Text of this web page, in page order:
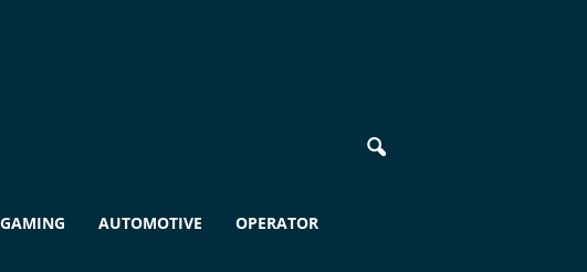
GAMING AUTOMOTIVE OPERATOR